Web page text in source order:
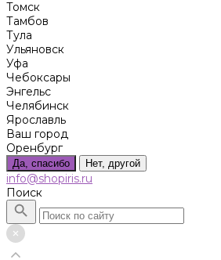
Томск
Тамбов
Тула
Ульяновск
Уфа
Чебоксары
Энгельс
Челябинск
Ярославль
Ваш город
Оренбург
Да, спасибо Нет, другой
info@shopiris.ru
Поиск